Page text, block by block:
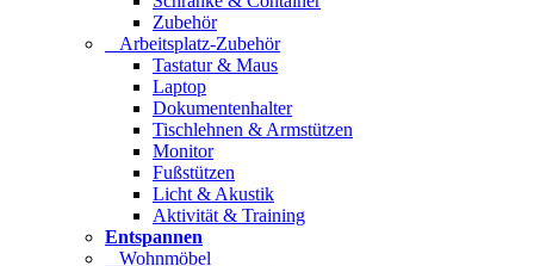
Zubehör
Arbeitsplatz-Zubehör
Tastatur & Maus
Laptop
Dokumentenhalter
Tischlehnen & Armstützen
Monitor
Fußstützen
Licht & Akustik
Aktivität & Training
Entspannen
Wohnmöbel